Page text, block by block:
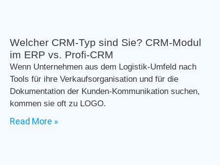
Welcher CRM-Typ sind Sie? CRM-Modul
im ERP vs. Profi-CRM
Wenn Unternehmen aus dem Logistik-Umfeld nach
Tools für ihre Verkaufsorganisation und für die
Dokumentation der Kunden-Kommunikation suchen,
kommen sie oft zu LOGO.
Read More »